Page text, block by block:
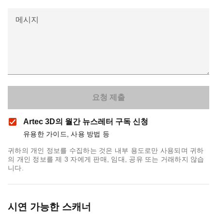
메시지
Artec 3D의 월간 뉴스레터 구독 신청
유용한 가이드, 사용 방법 등
귀하의 개인 정보를 수집하는 것은 내부 용도로만 사용되며 귀하
의 개인 정보를 제 3 자에게 판매, 임대, 공유 또는 거래하지 않습
니다.
시연 가능한 스캐너